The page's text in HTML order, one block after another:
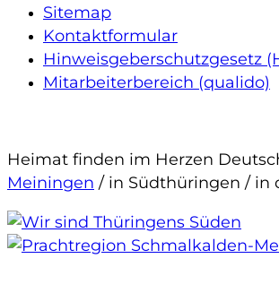
Sitemap
Kontaktformular
Hinweisgeberschutzgesetz
Mitarbeiterbereich (qualido)
Heimat finden im Herzen
Meiningen / in Südthüringen / in